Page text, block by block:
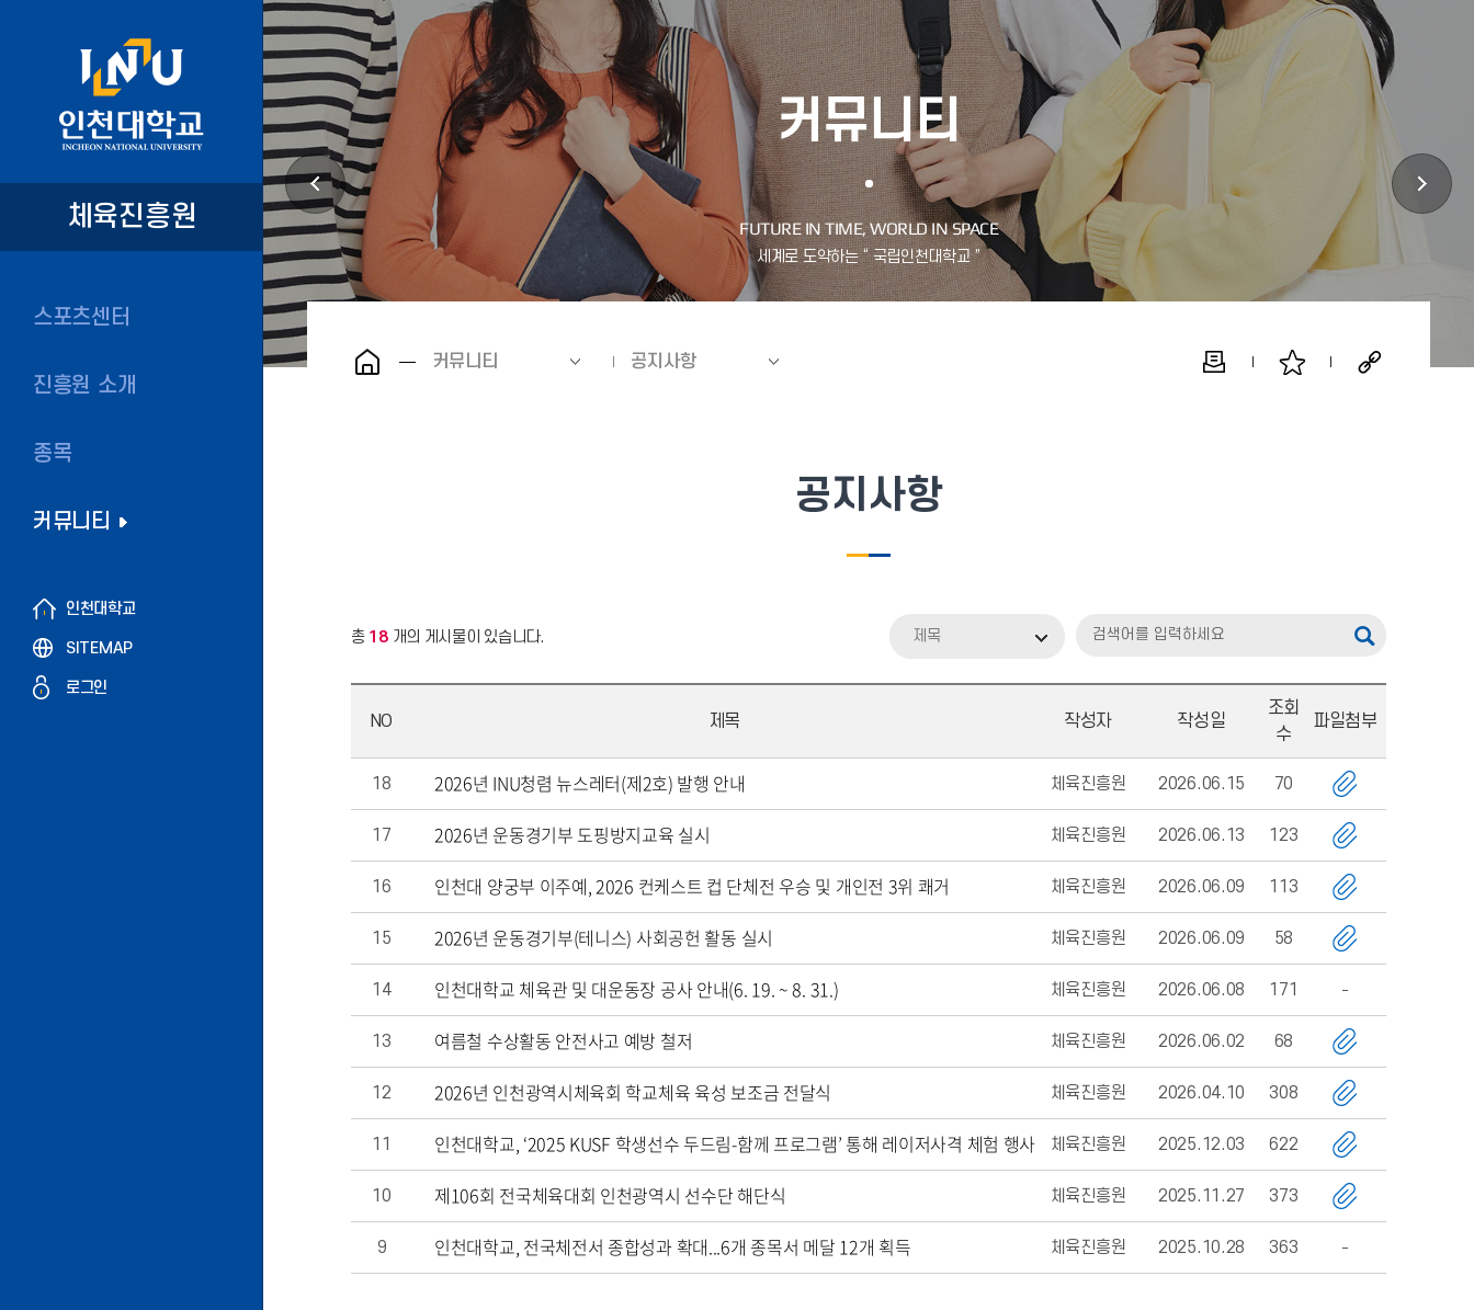
인천대학교
SITEMAP
로그인
체육진흥원
스포츠센터
진흥원 소개
종목
커뮤니티
커뮤니티
커뮤니티 공지사항
공지사항
총 18개의 게시물이 있습니다. 제목
NO 제목 작성자 작성일
조회
수
파일첨부
18 2026년 INU청렴 뉴스레터(제2호) 발행 안내 체육진흥원 2026.06.15 70
17 2026년 운동경기부 도핑방지교육 실시 체육진흥원 2026.06.13 123
16 인천대 양궁부 이주예, 2026 컨케스트 컵 단체전 우승 및 개인전 3위 쾌거 체육진흥원 2026.06.09 113
15 2026년 운동경기부(테니스) 사회공헌 활동 실시 체육진흥원 2026.06.09 58
14 인천대학교 체육관 및 대운동장 공사 안내(6. 19. ~ 8. 31.) 체육진흥원 2026.06.08 171
13 여름철 수상활동 안전사고 예방 철저 체육진흥원 2026.06.02 68
12 2026년 인천광역시체육회 학교체육 육성 보조금 전달식 체육진흥원 2026.04.10 308
11 인천대학교, ‘2025 KUSF 학생선수 두드림-함께 프로그램’ 통해 레이저사격 체험 행사 체육진흥원 2025.12.03 622
10 제106회 전국체육대회 인천광역시 선수단 해단식 체육진흥원 2025.11.27 373
9 인천대학교, 전국체전서 종합성과 확대...6개 종목서 메달 12개 획득 체육진흥원 2025.10.28 363